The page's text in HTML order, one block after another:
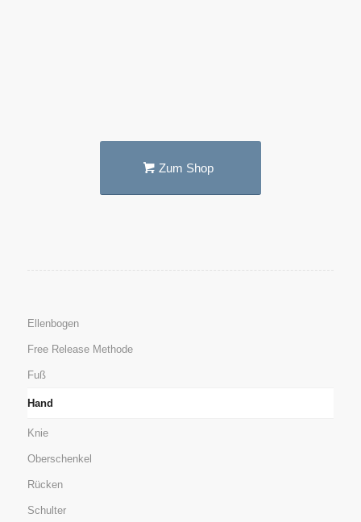
Zum Shop
Ellenbogen
Free Release Methode
Fuß
Hand
Knie
Oberschenkel
Rücken
Schulter